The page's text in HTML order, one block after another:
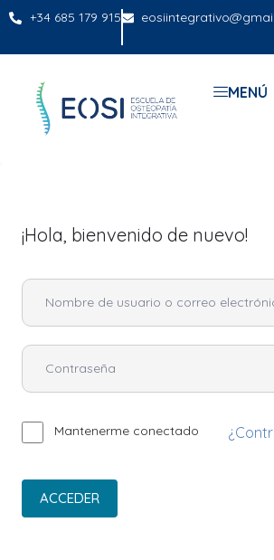
+34 685 179 915
MENÚ
¡Hola, bienvenido de nuevo!
Mantenerme conectado
ACCEDER